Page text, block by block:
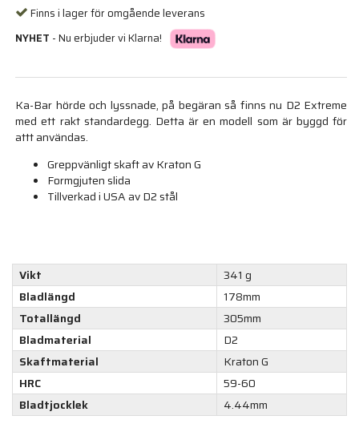
Finns i lager för omgående leverans
NYHET - Nu erbjuder vi Klarna!
Ka-Bar hörde och lyssnade, på begäran så finns nu D2 Extreme
med ett rakt standardegg. Detta är en modell som är byggd för
attt användas.
Greppvänligt skaft av Kraton G
Formgjuten slida
Tillverkad i USA av D2 stål
Vikt
341 g
Bladlängd
178mm
Totallängd
305mm
Bladmaterial
D2
Skaftmaterial
Kraton G
HRC
59-60
Bladtjocklek
4.44mm